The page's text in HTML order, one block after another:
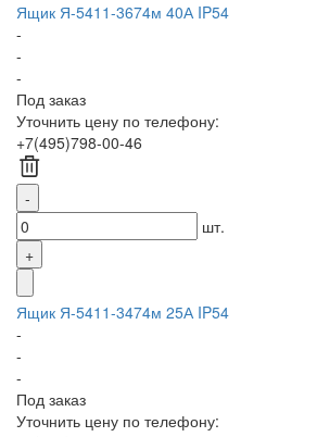
Ящик Я-5411-3674м 40А IP54
-
-
-
Под заказ
Уточнить цену по телефону:
+7(495)798-00-46
шт.
Ящик Я-5411-3474м 25А IP54
-
-
-
Под заказ
Уточнить цену по телефону: